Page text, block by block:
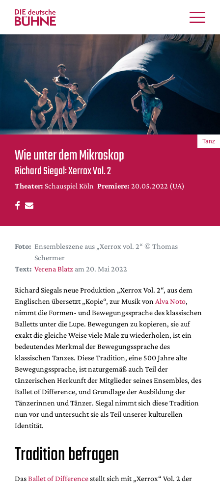
Musiktheater
Tanz
Crossover
Bühnenwelt
Festivals & Veranstaltungen
Menschen & Theater
Themen
Internationales
Nachrufe
Medientipps
DdB-map
Kalender
Premierensuche
Festival-Planer
Hefte
Alle Hefte
Leseproben
Podcast
Service
Shop / Abo
Newsletter
Redaktion
Autor:innen
Mediadaten
Wie unter dem Mikroskop
Richard Siegal: Xerrox Vol. 2
Theater: Schauspiel Köln Premiere: 20.05.2022 (UA)
Tanz
Foto: Ensembleszene aus „Xerrox vol. 2“ © Thomas
Schermer
Text: Verena Blatz am 20. Mai 2022
Richard Siegals neue Produktion „Xerrox Vol. 2“, aus dem
Englischen übersetzt „Kopie“, zur Musik von Alva Noto,
nimmt die Formen- und Bewegungssprache des klassischen
Balletts unter die Lupe. Bewegungen zu kopieren, sie auf
exakt die gleiche Weise viele Male zu wiederholen, ist ein
bedeutendes Merkmal der Bewegungssprache des
klassischen Tanzes. Diese Tradition, eine 500 Jahre alte
Bewegungssprache, ist naturgemäß auch Teil der
tänzerischen Herkunft der Mitglieder seines Ensembles, des
Ballet of Difference, und Grundlage der Ausbildung der
Tänzerinnen und Tänzer. Siegal nimmt sich diese Tradition
nun vor und untersucht sie als Teil unserer kulturellen
Identität.
Tradition befragen
DasBallet of Differencestellt sich mit „Xerrox“ Vol. 2 der